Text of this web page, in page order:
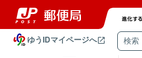
ゆうIDマイページへ